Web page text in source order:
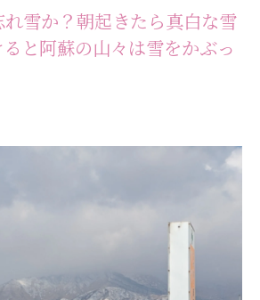
れ雪か？朝起きたら真白な雪
と阿蘇の山々は雪をかぶっ